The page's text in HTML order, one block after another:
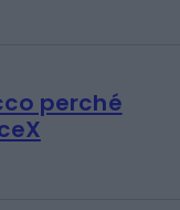
perché